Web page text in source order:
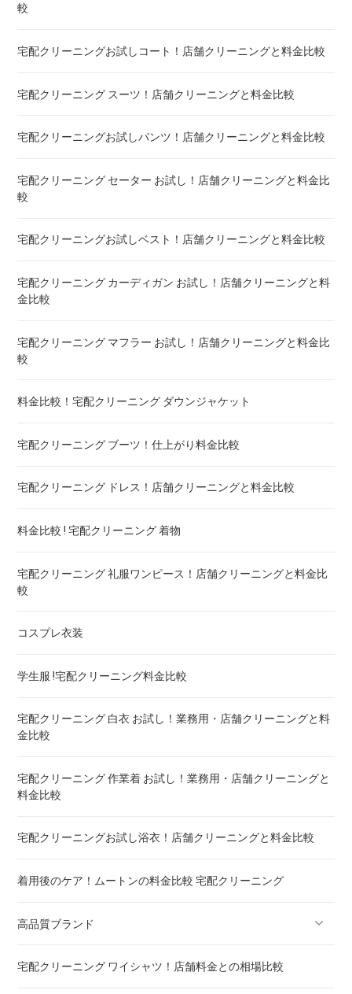
宅配クリーニング 絨毯・カーペット ! 料金 比較
宅配クリーニング シーツ ! 安いランキング
布団クリーニング 敷布団 ! 料金 比較
布団クリーニング ベビーふとん ! 料金 比較
布団クリーニング+レンタル布団 ! 値段 比較
布団のレンタル 安いのは ! 東京・大阪・福岡
エアウィーヴ マットレスのクリーニング ! どこがいい
布団の洗濯ネット コインランドリー ! ドラム式におすすめは
布団クリーニング 防ダニ加工 ! 効果と危険性
ゴアテックス 羽毛布団 クリーニング ! 料金ランキング
こたつ布団のクリーニング代 ! 料金比較
の違いも
トゥルースリーパー マットレスのクリーニング ! どこがいい
ウェイトブランケットの洗い方 ! 洗えないタイプの対処法も
重い布団の洗い方 ! 洗えないタイプの対処法も
較
宅配クリーニングお試しコート！店舗クリーニングと料金比較
宅配クリーニング スーツ！店舗クリーニングと料金比較
宅配クリーニングお試しパンツ！店舗クリーニングと料金比較
宅配クリーニング セーター お試し！店舗クリーニングと料金比
較
宅配クリーニングお試しベスト！店舗クリーニングと料金比較
宅配クリーニング カーディガン お試し！店舗クリーニングと料
金比較
宅配クリーニング マフラー お試し！店舗クリーニングと料金比
較
料金比較！宅配クリーニング ダウンジャケット
宅配クリーニング ブーツ！仕上がり料金比較
宅配クリーニング ドレス！店舗クリーニングと料金比較
料金比較 ! 宅配クリーニング 着物
宅配クリーニング 礼服ワンピース！店舗クリーニングと料金比
較
コスプレ衣装
学生服 !宅配クリーニング料金比較
宅配クリーニング 白衣 お試し！業務用・店舗クリーニングと料
金比較
宅配クリーニング 作業着 お試し！業務用・店舗クリーニングと
料金比較
宅配クリーニングお試し浴衣！店舗クリーニングと料金比較
着用後のケア！ムートンの料金比較 宅配クリーニング
高品質ブランド
ブランドスーツ！宅配クリーニング 高品質 料金 比較
宅配クリーニング ワイシャツ！店舗料金との相場比較